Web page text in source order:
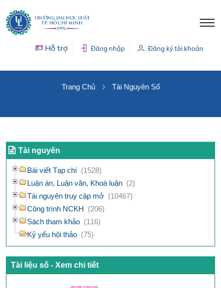
Hỗ trợ Đăng nhập Đăng ký tài khoản
Trang Chủ Tài Nguyên Số
Tài nguyên
Bài viết Tạp chí (1528)
Luận án, Luận văn, Khoá luận (2)
Tài nguyên truy cập mở (10467)
Công trình NCKH (206)
Sách tham khảo (116)
Kỷ yếu hội thảo (75)
Tài liệu số - Xem chi tiết